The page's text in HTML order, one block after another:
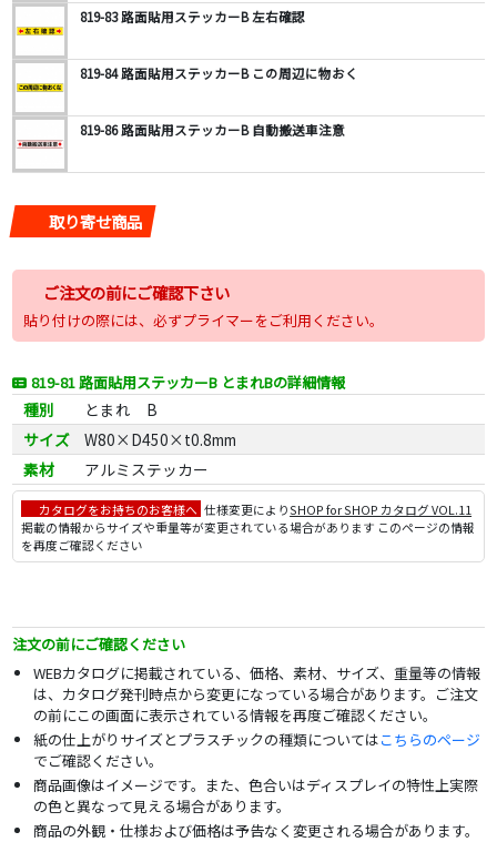
819-83 路面貼用ステッカーB 左右確認
819-84 路面貼用ステッカーB この周辺に物おく
819-86 路面貼用ステッカーB 自動搬送車注意
取り寄せ商品
ご注文の前にご確認下さい
貼り付けの際には、必ずプライマーをご利用ください。
819-81 路面貼用ステッカーB とまれBの詳細情報
種別
とまれ B
サイズ
W80×D450×t0.8mm
素材
アルミステッカー
カタログをお持ちのお客様へ 仕様変更によりSHOP for SHOP カタログ VOL.11
掲載の情報からサイズや重量等が変更されている場合があります このページの情報
を再度ご確認ください
注文の前にご確認ください
WEBカタログに掲載されている、価格、素材、サイズ、重量等の情報
は、カタログ発刊時点から変更になっている場合があります。ご注文
の前にこの画面に表示されている情報を再度ご確認ください。
紙の仕上がりサイズとプラスチックの種類についてはこちらのページ
でご確認ください。
商品画像はイメージです。また、色合いはディスプレイの特性上実際
の色と異なって見える場合があります。
商品の外観・仕様および価格は予告なく変更される場合があります。